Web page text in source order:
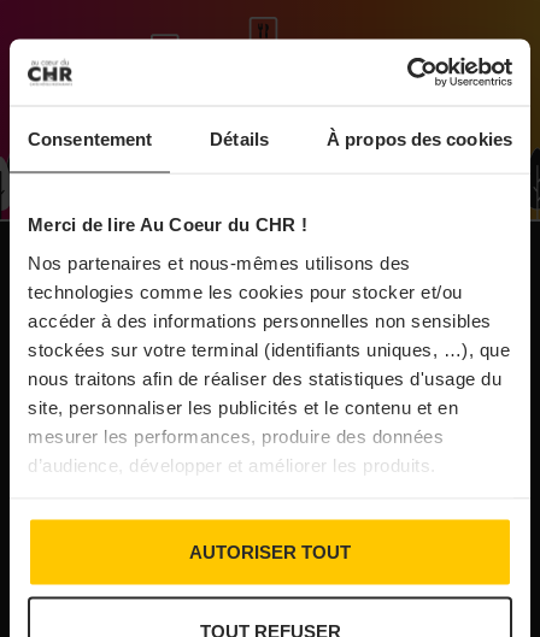
Consentement Détails À propos des cookies
Merci de lire Au Coeur du CHR !
Nos partenaires et nous-mêmes utilisons des
technologies comme les cookies pour stocker et/ou
accéder à des informations personnelles non sensibles
stockées sur votre terminal (identifiants uniques, …), que
nous traitons afin de réaliser des statistiques d'usage du
site, personnaliser les publicités et le contenu et en
mesurer les performances, produire des données
d’audience, développer et améliorer les produits.
AUTORISER TOUT
TOUT REFUSER
maison de collectionneur
31/07/2026
Vins fins : la Chine affiche ses ambitions
31/07/2026
Brasserie Dupont : la bière saison, mais pas
que…
Incendies : l’aide d’urgence rehaussée à 8 000 €
pour les indépendants, l’autoroute A63 réouverte
NOS PUBLICATIONS